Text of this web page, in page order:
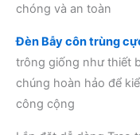
chóng và an toàn
Đèn Bẫy côn trùng
trông giống như thiết
chúng hoàn hảo để
công cộng